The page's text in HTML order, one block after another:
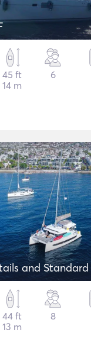
45 ft
14 m
6
and
44 ft
13 m
8